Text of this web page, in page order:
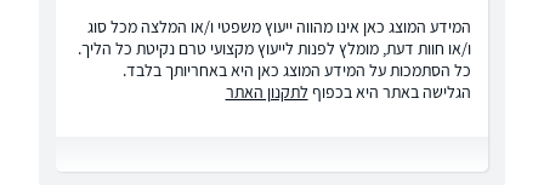
המידע המוצג כאן אינו מהווה ייעוץ משפטי ו/או המלצה מכל סוג
ו/או חוות דעת, מומלץ לפנות לייעוץ מקצועי טרם נקיטת כל הליך.
כל הסתמכות על המידע המוצג כאן היא באחריותך בלבד.
הגלישה באתר היא בכפוף לתקנון האתר